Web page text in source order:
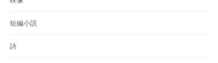
短編小説
詩